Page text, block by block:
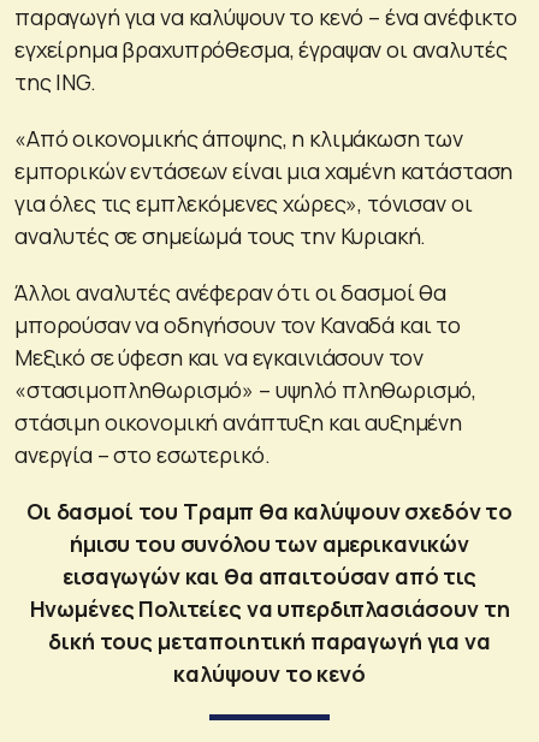
παραγωγή για να καλύψουν το κενό – ένα ανέφικτο
εγχείρημα βραχυπρόθεσμα, έγραψαν οι αναλυτές
της ING.
«Από οικονομικής άποψης, η κλιμάκωση των
εμπορικών εντάσεων είναι μια χαμένη κατάσταση
για όλες τις εμπλεκόμενες χώρες», τόνισαν οι
αναλυτές σε σημείωμά τους την Κυριακή.
Άλλοι αναλυτές ανέφεραν ότι οι δασμοί θα
μπορούσαν να οδηγήσουν τον Καναδά και το
Μεξικό σε ύφεση και να εγκαινιάσουν τον
«στασιμοπληθωρισμό» – υψηλό πληθωρισμό,
στάσιμη οικονομική ανάπτυξη και αυξημένη
ανεργία – στο εσωτερικό.
Οι δασμοί του Τραμπ θα καλύψουν σχεδόν το
ήμισυ του συνόλου των αμερικανικών
εισαγωγών και θα απαιτούσαν από τις
Ηνωμένες Πολιτείες να υπερδιπλασιάσουν τη
δική τους μεταποιητική παραγωγή για να
καλύψουν το κενό